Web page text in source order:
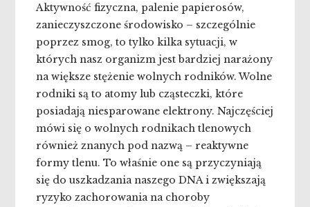
Aktywność fizyczna, palenie papierosów,
zanieczyszczone środowisko – szczególnie
poprzez smog, to tylko kilka sytuacji, w
których nasz organizm jest bardziej narażony
na większe stężenie wolnych rodników. Wolne
rodniki są to atomy lub cząsteczki, które
posiadają niesparowane elektrony. Najczęściej
mówi się o wolnych rodnikach tlenowych
również znanych pod nazwą – reaktywne
formy tlenu. To właśnie one są przyczyniają
się do uszkadzania naszego DNA i zwiększają
ryzyko zachorowania na choroby